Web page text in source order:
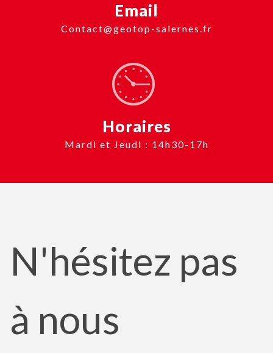
Email
contact@geotop-salernes.fr
Horaires
Mardi et Jeudi : 14h30-17h
N'hésitez pas
à nous